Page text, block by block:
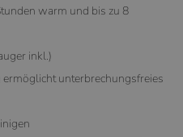
warm und bis zu 8
inkl.)
unterbrechungsfreies